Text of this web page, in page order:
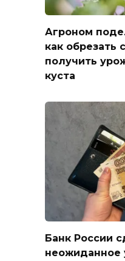
Агроном
как обрезать
получить
куста
Банк России
неожиданное